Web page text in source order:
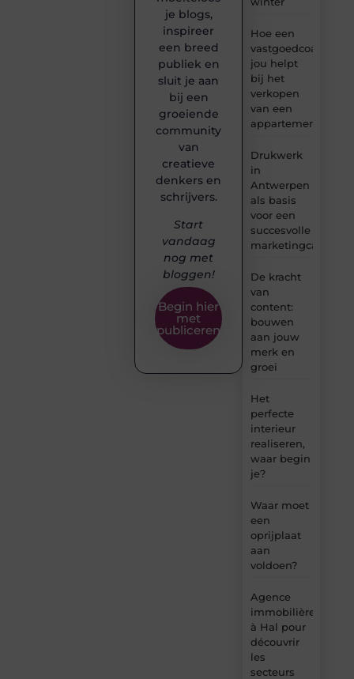
Hoe een
vastgoedcoach
jou helpt
bij het
verkopen
van een
appartement
Drukwerk
in
Antwerpen
als basis
voor een
succesvolle
De kracht
van
content:
bouwen
aan jouw
merk en
groei
Het
perfecte
interieur
realiseren,
waar begin
je?
Waar moet
een
oprijplaat
aan
voldoen?
Agence
immobilière
à Hal pour
découvrir
les
secteurs
je blogs,
inspireer
een breed
publiek en
sluit je aan
bij een
groeiende
community
van
creatieve
denkers en
schrijvers.
Start
vandaag
nog met
bloggen!
Begin hier
met
publiceren